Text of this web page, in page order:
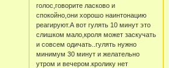
голос,говорите ласково и
спокойно,они хорошо наинтонацию
реагируют.А вот гулять 10 минут это
слишком мало,кроля может заскучать
и совсем одичать..гулять нужно
минимум 30 минут и желательно
утром и вечером.кролику нет